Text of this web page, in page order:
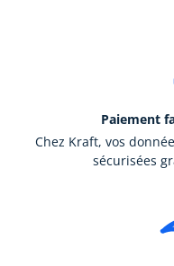
Paiement
Chez Kraft, vos
sécurisées